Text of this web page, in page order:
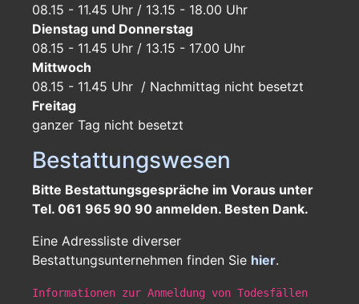
08.15 - 11.45 Uhr / 13.15 - 18.00 Uhr
Dienstag und Donnerstag
08.15 - 11.45 Uhr / 13.15 - 17.00 Uhr
Mittwoch
08.15 - 11.45 Uhr / Nachmittag nicht besetzt
Freitag
ganzer Tag nicht besetzt
Bestattungswesen
Bitte Bestattungsgespräche im Voraus unter
Tel. 061 965 90 90 anmelden. Besten Dank.
Eine Adressliste diverser
Bestattungsunternehmen finden Sie hier.
Informationen zur Anmeldung von Todesfällen